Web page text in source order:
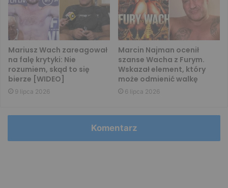
Mariusz Wach zareagował
na falę krytyki: Nie
rozumiem, skąd to się
bierze [WIDEO]
9 lipca 2026
Marcin Najman ocenił
szanse Wacha z Furym.
Wskazał element, który
może odmienić walkę
6 lipca 2026
Komentarz